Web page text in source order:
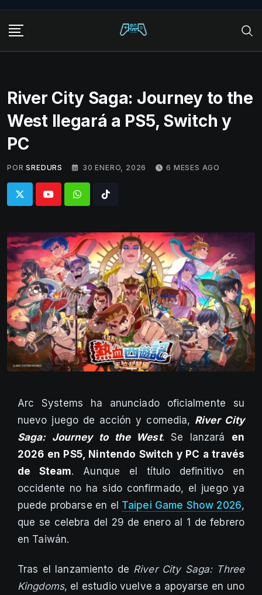
content
River City Saga: Journey to the
West llegará a PS5, Switch y
PC
POR SREDURS 30 ENERO, 2026 6 MESES AGO
WhatsappTiktok
Arc Systems ha anunciado oficialmente su
nuevo juego de acción y comedia, River City
Saga: Journey to the West. Se lanzará en
2026 en PS5, Nintendo Switch y PC a través
de Steam. Aunque el título definitivo en
occidente no ha sido confirmado, el juego ya
puede probarse en el Taipei Game Show 2026,
que se celebra del 29 de enero al 1 de febrero
en Taiwán.
Tras el lanzamiento de River City Saga: Three
Kingdoms, el estudio vuelve a apoyarse en uno